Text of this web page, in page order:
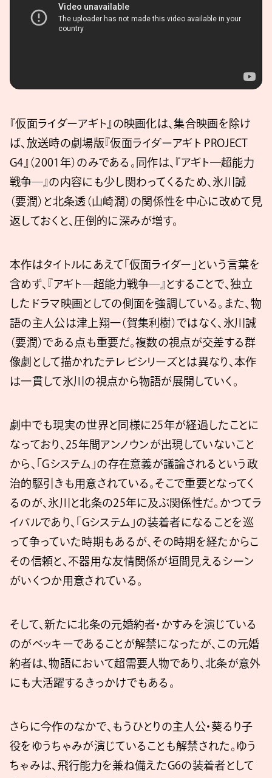
『仮面ライダーアギト』の映画化は、集合映画を除け
ば、放送時の劇場版『仮面ライダーアギト PROJECT
G4』（2001年）のみである。同作は、『アギト―超能力
戦争―』の内容にも少し関わってくるため、氷川誠
（要潤）と北条透（山崎潤）の関係性を中心に改めて見
返しておくと、圧倒的に深みが増す。
本作はタイトルにあえて「仮面ライダー」という言葉を
含めず、『アギト―超能力戦争―』とすることで、独立
したドラマ映画としての側面を強調している。また、物
語の主人公は津上翔一（賀集利樹）ではなく、氷川誠
（要潤）である点も重要だ。複数の視点が交差する群
像劇として描かれたテレビシリーズとは異なり、本作
は一貫して氷川の視点から物語が展開していく。
劇中でも現実の世界と同様に25年が経過したことに
なっており、25年間アンノウンが出現していないこと
から、「Gシステム」の存在意義が議論されるという政
治的駆引きも用意されている。そこで重要となってく
るのが、氷川と北条の25年に及ぶ関係性だ。かつてラ
イバルであり、「Gシステム」の装着者になることを巡
って争っていた時期もあるが、その時期を経たからこ
その信頼と、不器用な友情関係が垣間見えるシーン
がいくつか用意されている。
そして、新たに北条の元婚約者・かすみを演じている
のがベッキーであることが解禁になったが、この元婚
約者は、物語において超需要人物であり、北条が意外
にも大活躍するきっかけでもある。
さらに今作のなかで、もうひとりの主人公・葵るり子
役をゆうちゃみが演じていることも解禁された。ゆう
ちゃみは、飛行能力を兼ね備えたG6の装着者として